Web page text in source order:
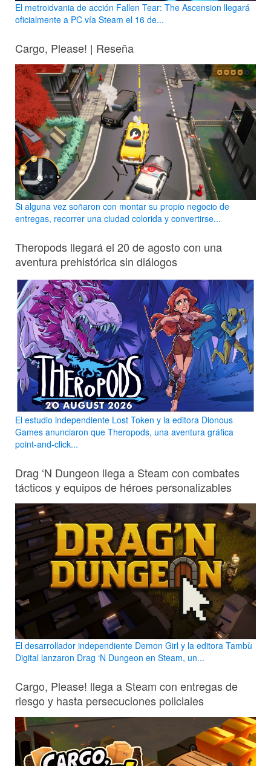
El metroidvania de acción Fallen Tear: The Ascension llegará
oficialmente a PC vía Steam el 16 de...
Cargo, Please! | Reseña
Si alguna vez soñaron con montar su propio negocio de
entregas, recorrer una ciudad colorida y convertirse...
Theropods llegará el 20 de agosto con una
aventura prehistórica sin diálogos
El estudio independiente Lost Token y la editora Dionous
Games anunciaron que Theropods, una aventura gráfica
point-and-click...
Drag ‘N Dungeon llega a Steam con combates
tácticos y equipos de héroes personalizables
El desarrollador independiente Demon Girl y la editora Tambù
Digital lanzaron Drag ‘N Dungeon en Steam, un...
Cargo, Please! llega a Steam con entregas de
riesgo y hasta persecuciones policiales